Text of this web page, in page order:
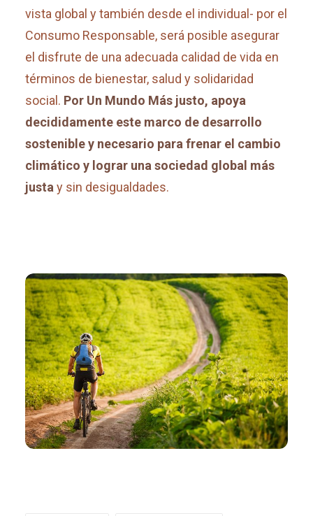
vista global y también desde el individual- por el
Consumo Responsable, será posible asegurar
el disfrute de una adecuada calidad de vida en
términos de bienestar, salud y solidaridad
social. Por Un Mundo Más justo, apoya
decididamente este marco de desarrollo
sostenible y necesario para frenar el cambio
climático y lograr una sociedad global más
justa y sin desigualdades.